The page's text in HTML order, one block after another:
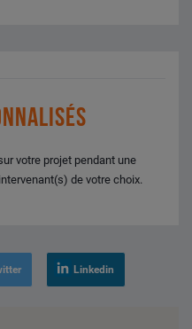
votre projet pendant une
de votre choix.
Linkedin